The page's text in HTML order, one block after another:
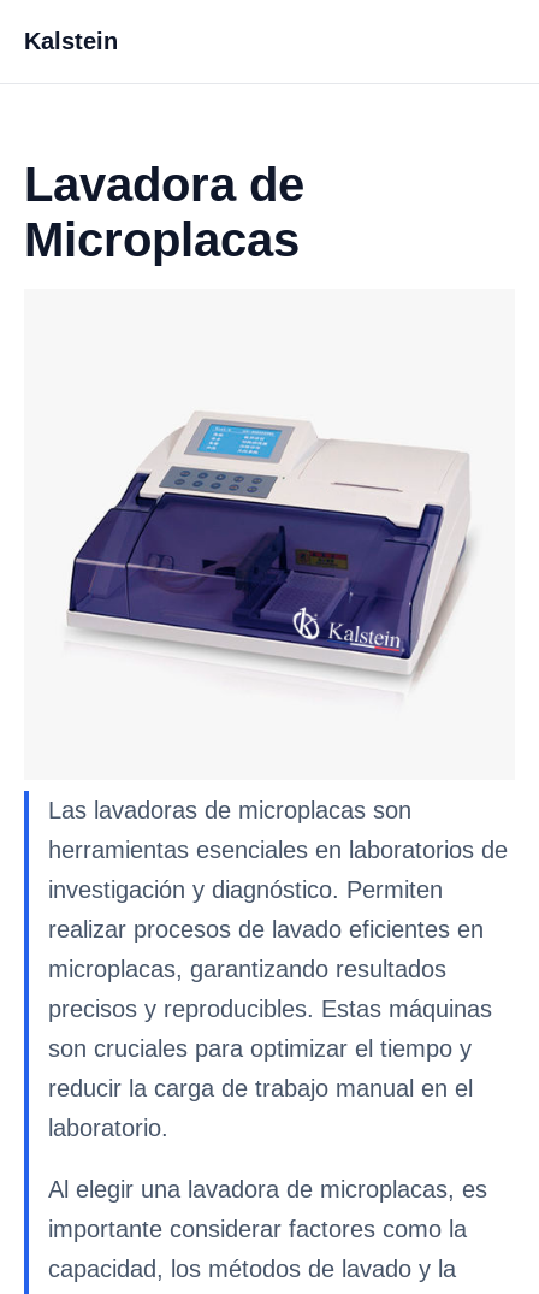
Kalstein
Lavadora de
Microplacas
Las lavadoras de microplacas son
herramientas esenciales en laboratorios de
investigación y diagnóstico. Permiten
realizar procesos de lavado eficientes en
microplacas, garantizando resultados
precisos y reproducibles. Estas máquinas
son cruciales para optimizar el tiempo y
reducir la carga de trabajo manual en el
laboratorio.
Al elegir una lavadora de microplacas, es
importante considerar factores como la
capacidad, los métodos de lavado y la